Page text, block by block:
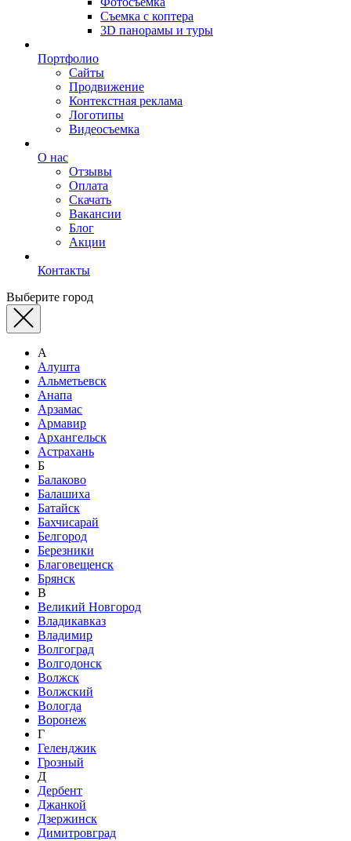
Съемка с коптера
3D панорамы и туры
Портфолио
Сайты
Продвижение
Контекстная реклама
Логотипы
Видеосъемка
О нас
Отзывы
Оплата
Скачать
Вакансии
Блог
Акции
Контакты
Выберите город
А
Алушта
Альметьевск
Анапа
Арзамас
Армавир
Архангельск
Астрахань
Б
Балаково
Балашиха
Батайск
Бахчисарай
Белгород
Березники
Благовещенск
Брянск
В
Великий Новгород
Владикавказ
Владимир
Волгоград
Волгодонск
Волжск
Волжский
Вологда
Воронеж
Г
Геленджик
Грозный
Д
Дербент
Джанкой
Дзержинск
Димитровград